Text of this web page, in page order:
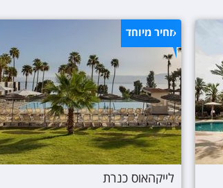
מחיר מיוחד
לייקהאוס כנרת